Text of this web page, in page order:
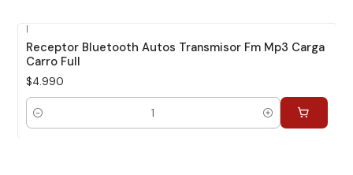
|
Receptor Bluetooth Autos Transmisor Fm Mp3 Carga
Carro Full
$4.990
Cantidad